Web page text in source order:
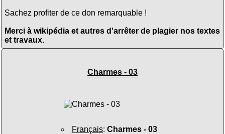
Sachez profiter de ce don remarquable !
Merci à wikipédia et autres d'arrêter de plagier nos textes
et travaux.
Charmes - 03
Français: Charmes - 03